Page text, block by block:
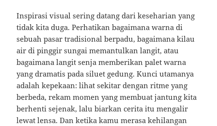
Inspirasi visual sering datang dari keseharian yang
tidak kita duga. Perhatikan bagaimana warna di
sebuah pasar tradisional berpadu, bagaimana kilau
air di pinggir sungai memantulkan langit, atau
bagaimana langit senja memberikan palet warna
yang dramatis pada siluet gedung. Kunci utamanya
adalah kepekaan: lihat sekitar dengan ritme yang
berbeda, rekam momen yang membuat jantung kita
berhenti sejenak, lalu biarkan cerita itu mengalir
lewat lensa. Dan ketika kamu merasa kehilangan